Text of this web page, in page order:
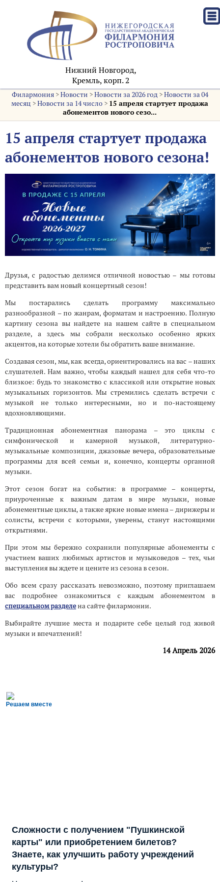
Нижний Новгород,
Кремль, корп. 2
Филармония>Новости >Новости за 2026 год>Новости за 04
месяц >Новости за 14 число > 15 апреля стартует продажа
абонементов нового сезо...
15 апреля стартует продажа
абонементов нового сезона!
Друзья, с радостью делимся отличной новостью – мы готовы
представить вам новый концертный сезон!
Мы постарались сделать программу максимально
разнообразной – по жанрам, форматам и настроению. Полную
картину сезона вы найдете на нашем сайте в специальном
разделе, а здесь мы собрали несколько особенно ярких
акцентов, на которые хотели бы обратить ваше внимание.
Создавая сезон, мы, как всегда, ориентировались на вас – наших
слушателей. Нам важно, чтобы каждый нашел для себя что-то
близкое: будь то знакомство с классикой или открытие новых
музыкальных горизонтов. Мы стремились сделать встречи с
музыкой не только интересными, но и по-настоящему
вдохновляющими.
Традиционная абонементная панорама – это циклы с
симфонической и камерной музыкой, литературно-
музыкальные композиции, джазовые вечера, образовательные
программы для всей семьи и, конечно, концерты органной
музыки.
Этот сезон богат на события: в программе – концерты,
приуроченные к важным датам в мире музыки, новые
абонементные циклы, а также яркие новые имена – дирижеры и
солисты, встречи с которыми, уверены, станут настоящими
открытиями.
При этом мы бережно сохранили популярные абонементы с
участием ваших любимых артистов и музыковедов – тех, чьи
выступления вы ждете и цените из сезона в сезон.
Обо всем сразу рассказать невозможно, поэтому приглашаем
вас подробнее ознакомиться с каждым абонементом в
специальном разделена сайте филармонии.
Выбирайте лучшие места и подарите себе целый год живой
музыки и впечатлений!
14 Апрель 2026
Решаем вместе
Сложности с получением "Пушкинской
карты" или приобретением билетов?
Знаете, как улучшить работу учреждений
культуры?